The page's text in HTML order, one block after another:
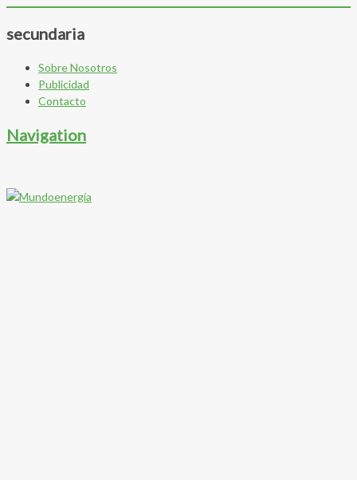
secundaria
Sobre Nosotros
Publicidad
Contacto
Navigation